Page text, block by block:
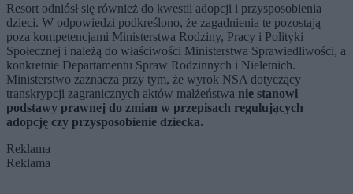
Resort odniósł się również do kwestii adopcji i przysposobienia
dzieci. W odpowiedzi podkreślono, że zagadnienia te pozostają
poza kompetencjami Ministerstwa Rodziny, Pracy i Polityki
Społecznej i należą do właściwości Ministerstwa Sprawiedliwości, a
konkretnie Departamentu Spraw Rodzinnych i Nieletnich.
Ministerstwo zaznacza przy tym, że wyrok NSA dotyczący
transkrypcji zagranicznych aktów małżeństwa nie stanowi
podstawy prawnej do zmian w przepisach regulujących
adopcję czy przysposobienie dziecka.
Reklama
Reklama